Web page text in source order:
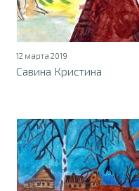
12 марта 2019
Савина Кристина